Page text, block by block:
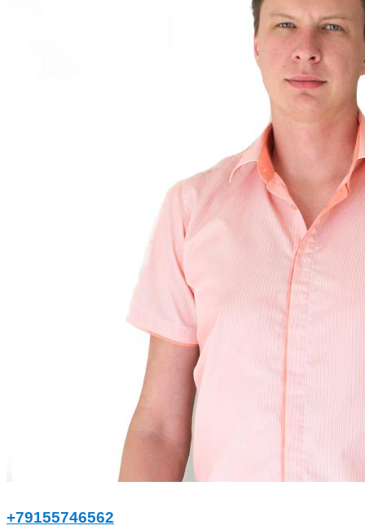
+79155746562